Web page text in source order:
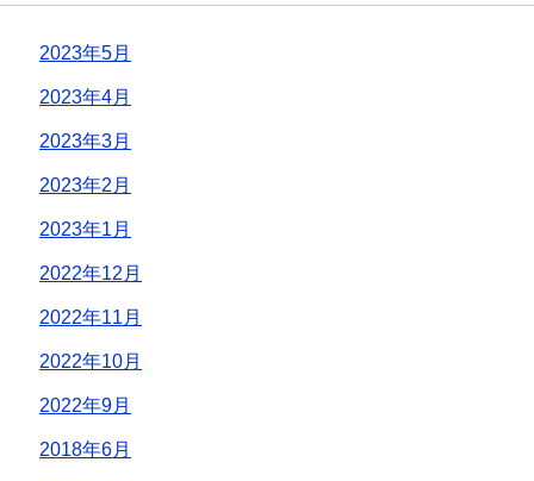
2023年5月
2023年4月
2023年3月
2023年2月
2023年1月
2022年12月
2022年11月
2022年10月
2022年9月
2018年6月